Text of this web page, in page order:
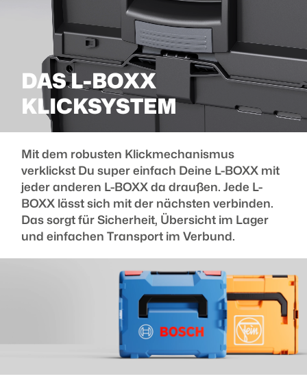
DAS L-BOXX
KLICKSYSTEM
Mit dem robusten Klickmechanismus
verklickst Du super einfach Deine L-BOXX mit
jeder anderen L-BOXX da draußen. Jede L-
BOXX lässt sich mit der nächsten verbinden.
Das sorgt für Sicherheit, Übersicht im Lager
und einfachen Transport im Verbund.